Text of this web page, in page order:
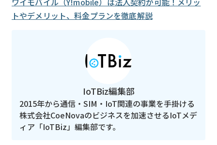
トやデメリット、料金プランを徹底解説
IoTBiz編集部
2015年から通信・SIM・IoT関連の事業を手掛ける
株式会社CoeNovaのビジネスを加速させるIoTメデ
ィア「IoTBiz」編集部です。